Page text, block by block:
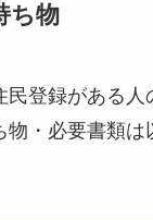
ち物
民登録がある人
物・必要書類は